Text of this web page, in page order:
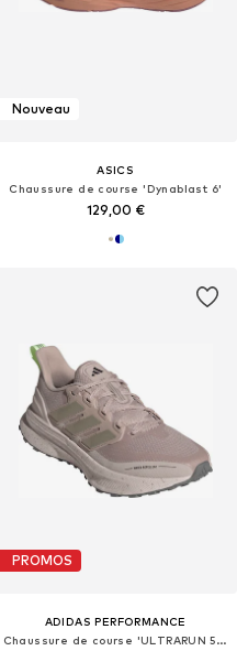
Nouveau
ASICS
Chaussure de course 'Dynablast 6'
129,00 €
PROMOS
ADIDAS PERFORMANCE
Chaussure de course 'ULTRARUN 5 TR'